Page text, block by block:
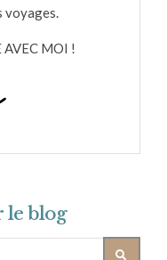
voyages.
AVEC MOI !
le blog